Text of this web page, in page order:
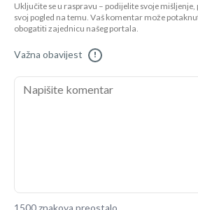
Uključite se u raspravu – podijelite svoje
svoj pogled na temu. Vaš komentar može
obogatiti zajednicu našeg portala.
Važna obavijest !